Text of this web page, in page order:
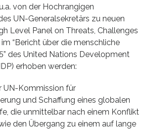
von der Hochrangigen
UN-Generalsekretärs zu neuen
Level Panel on Threats, Challenges
“Bericht über die menschliche
des United Nations Development
erhoben werden:
UN-Kommission für
und Schaffung eines globalen
die unmittelbar nach einem Konflikt
den Übergang zu einem auf lange